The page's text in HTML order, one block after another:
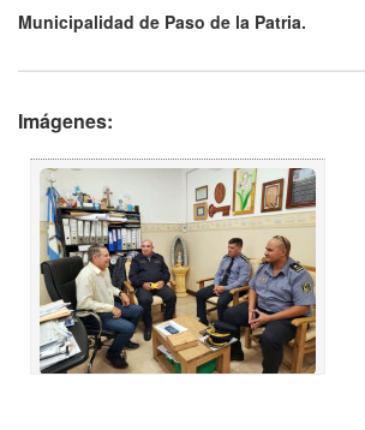
Municipalidad de Paso de la Patria.
Imágenes: